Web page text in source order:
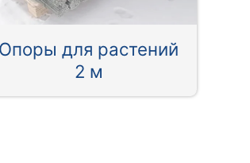
Опоры для растений
2 м